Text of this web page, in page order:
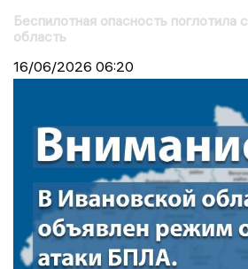
Беспилотная опасность поглотила
область
16/06/2026 06:20